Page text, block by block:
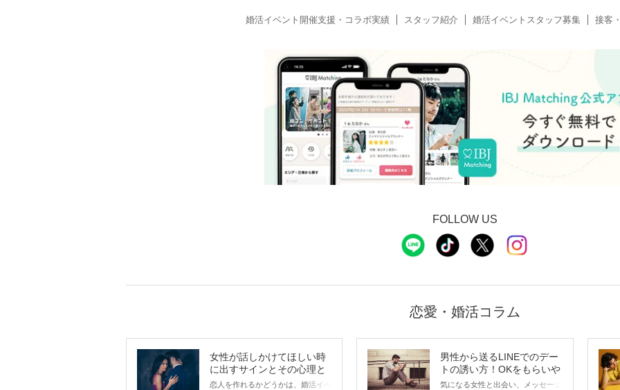
婚活イベント開催支援・コラボ実績 スタッフ紹介 婚活イベントスタッフ募集 接客
FOLLOW US
恋愛・婚活コラム
女性が話しかけてほしい時
に出すサインとその心理と
は？
恋人を作れるかどうかは、婚活イベ
男性から送るLINEでのデー
トの誘い方！OKをもらいや
すいメッセージのコツは？
気になる女性と出会い、メッセージ